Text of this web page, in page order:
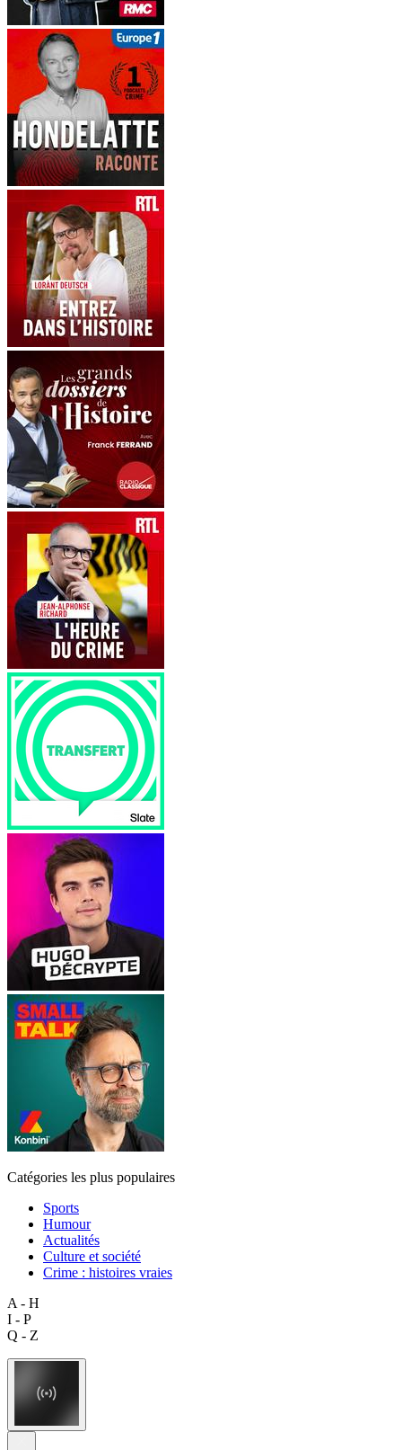
Catégories les plus populaires
Sports
Humour
Actualités
Culture et société
Crime : histoires vraies
A - H
I - P
Q - Z